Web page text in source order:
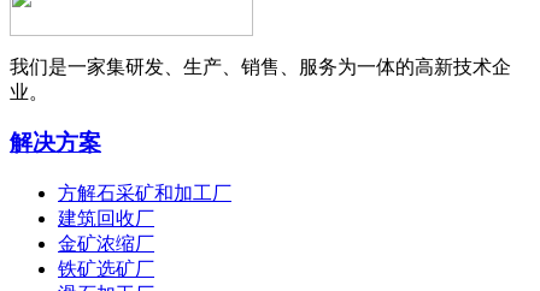
我们是一家集研发、生产、销售、服务为一体的高新技术企
业。
解决方案
方解石采矿和加工厂
建筑回收厂
金矿浓缩厂
铁矿选矿厂